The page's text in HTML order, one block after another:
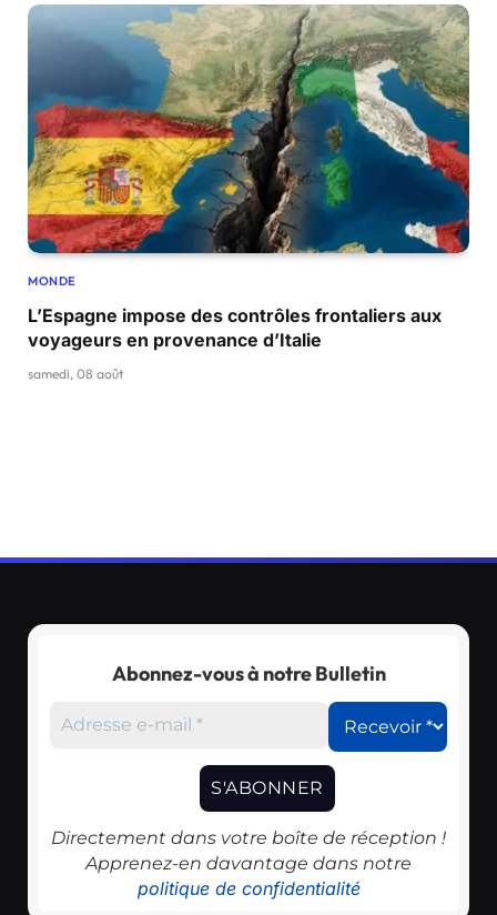
MONDE
L’Espagne impose des contrôles frontaliers aux
voyageurs en provenance d’Italie
samedi, 08 août
Abonnez-vous à notre Bulletin
Directement dans votre boîte de réception !
Apprenez-en davantage dans notre
politique de confidentialité